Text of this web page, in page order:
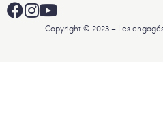
Copyright © 2023 – Les